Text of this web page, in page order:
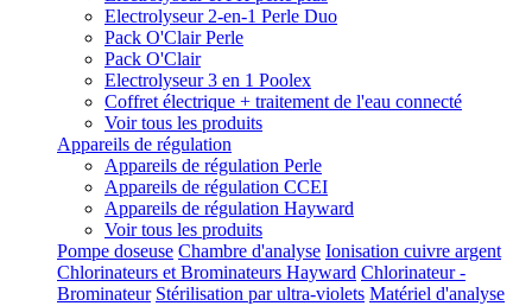
Electrolyseur 2-en-1 Perle Duo
Pack O'Clair Perle
Pack O'Clair
Electrolyseur 3 en 1 Poolex
Coffret électrique + traitement de l'eau connecté
Voir tous les produits
Appareils de régulation
Appareils de régulation Perle
Appareils de régulation CCEI
Appareils de régulation Hayward
Voir tous les produits
Pompe doseuse Chambre d'analyse Ionisation cuivre argent
Chlorinateurs et Brominateurs Hayward Chlorinateur -
Brominateur Stérilisation par ultra-violets Matériel d'analyse